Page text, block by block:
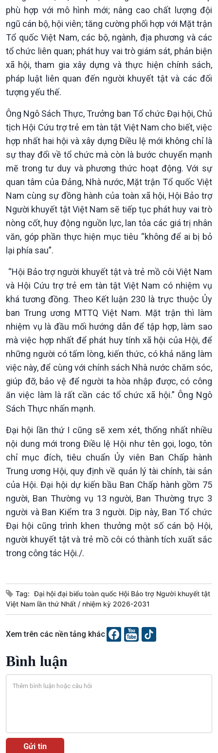
Xã hội
Tin Đời sống & Xã hội
360 độ Sức khỏe
Chuyển đổi Xanh
Tài nguyên và Môi trường
Chuyên gia của bạn
Xã hội chuyển động
Bước chân đến trường
Khoa học & Công nghệ
Tin Khoa học & Công nghệ
Kết nối công nghệ
Sống chung với biến đổi
khí hậu
Văn hoá & Du lịch
Tin Văn hoá & Du lịch
Câu chuyện Thể thao
Multimedia
Infographic
E-Magazine
Podcast
Góc nhìn VOV1
Bình luận
10 phút Sự kiện - Luận bàn
Đối thoại
phù hợp với mô hình mới; nâng cao chất lượng đội
ngũ cán bộ, hội viên; tăng cường phối hợp với Mặt trận
Tổ quốc Việt Nam, các bộ, ngành, địa phương và các
tổ chức liên quan; phát huy vai trò giám sát, phản biện
xã hội, tham gia xây dựng và thực hiện chính sách,
pháp luật liên quan đến người khuyết tật và các đối
tượng yếu thế.
Ông Ngô Sách Thực, Trưởng ban Tổ chức Đại hội, Chủ
tịch Hội Cứu trợ trẻ em tàn tật Việt Nam cho biết, việc
hợp nhất hai hội và xây dựng Điều lệ mới không chỉ là
sự thay đổi về tổ chức mà còn là bước chuyển mạnh
mẽ trong tư duy và phương thức hoạt động. Với sự
quan tâm của Đảng, Nhà nước, Mặt trận Tổ quốc Việt
Nam cùng sự đồng hành của toàn xã hội, Hội Bảo trợ
Người khuyết tật Việt Nam sẽ tiếp tục phát huy vai trò
nòng cốt, huy động nguồn lực, lan tỏa các giá trị nhân
văn, góp phần thực hiện mục tiêu “không để ai bị bỏ
lại phía sau”.
“Hội Bảo trợ người khuyết tật và trẻ mồ côi Việt Nam
và Hội Cứu trợ trẻ em tàn tật Việt Nam có nhiệm vụ
khá tương đồng. Theo Kết luận 230 là trực thuộc Ủy
ban Trung ương MTTQ Việt Nam. Mặt trận thì làm
nhiệm vụ là đầu mối hướng dẫn để tập hợp, làm sao
mà việc hợp nhất để phát huy tính xã hội của Hội, để
những người có tấm lòng, kiến thức, có khả năng làm
việc này, để cùng với chính sách Nhà nước chăm sóc,
giúp đỡ, bảo vệ để người ta hòa nhập được, có công
ăn việc làm là rất cần các tổ chức xã hội.” Ông Ngô
Sách Thực nhấn mạnh.
Đại hội lần thứ I cũng sẽ xem xét, thống nhất nhiều
nội dung mới trong Điều lệ Hội như tên gọi, logo, tôn
chỉ mục đích, tiêu chuẩn Ủy viên Ban Chấp hành
Trung ương Hội, quy định về quản lý tài chính, tài sản
của Hội. Đại hội dự kiến bầu Ban Chấp hành gồm 75
người, Ban Thường vụ 13 người, Ban Thường trực 3
người và Ban Kiểm tra 3 người. Dịp này, Ban Tổ chức
Đại hội cũng trình khen thưởng một số cán bộ Hội,
người khuyết tật và trẻ mồ côi có thành tích xuất sắc
trong công tác Hội./.
Tag: Đại hội đại biểu toàn quốc Hội Bảo trợ Người khuyết tật
Việt Nam lần thứ Nhất
nhiệm kỳ 2026-2031
Xem trên các nền tảng khác
Bình luận